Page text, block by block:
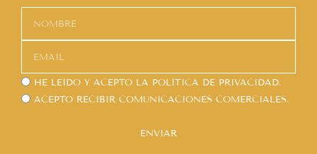
HE LEÍDO Y ACEPTO LA POLÍTICA DE PRIVACIDAD.
ACEPTO RECIBIR COMUNICACIONES COMERCIALES.
ENVIAR